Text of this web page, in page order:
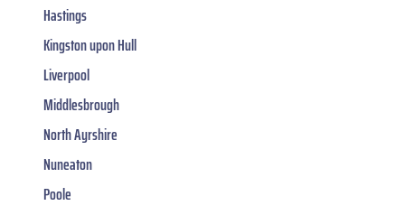
Hastings
Kingston upon Hull
Liverpool
Middlesbrough
North Ayrshire
Nuneaton
Poole